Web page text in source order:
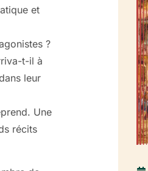
et
?
t-il à
leur
Une
récits